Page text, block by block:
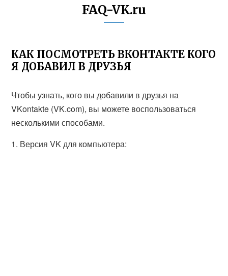
FAQ-VK.ru
КАК ПОСМОТРЕТЬ ВКОНТАКТЕ КОГО
Я ДОБАВИЛ В ДРУЗЬЯ
Чтобы узнать, кого вы добавили в друзья на
VKontakte (VK.com), вы можете воспользоваться
несколькими способами.
1. Версия VK для компьютера: